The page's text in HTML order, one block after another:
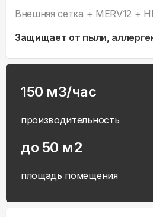
Внешняя сетка + MERV12 +
Защищает от пыли,
150 м3/час
производительность
до 50 м2
площадь помещения